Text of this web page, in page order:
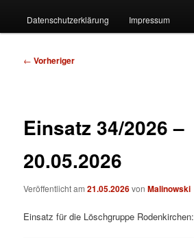
Datenschutzerklärung Impressum
Beitragsnavigation
← Vorheriger
Einsatz 34/2026 –
20.05.2026
Veröffentlicht am21.05.2026vonMalinowski
Einsatz für die Löschgruppe Rodenkirchen: